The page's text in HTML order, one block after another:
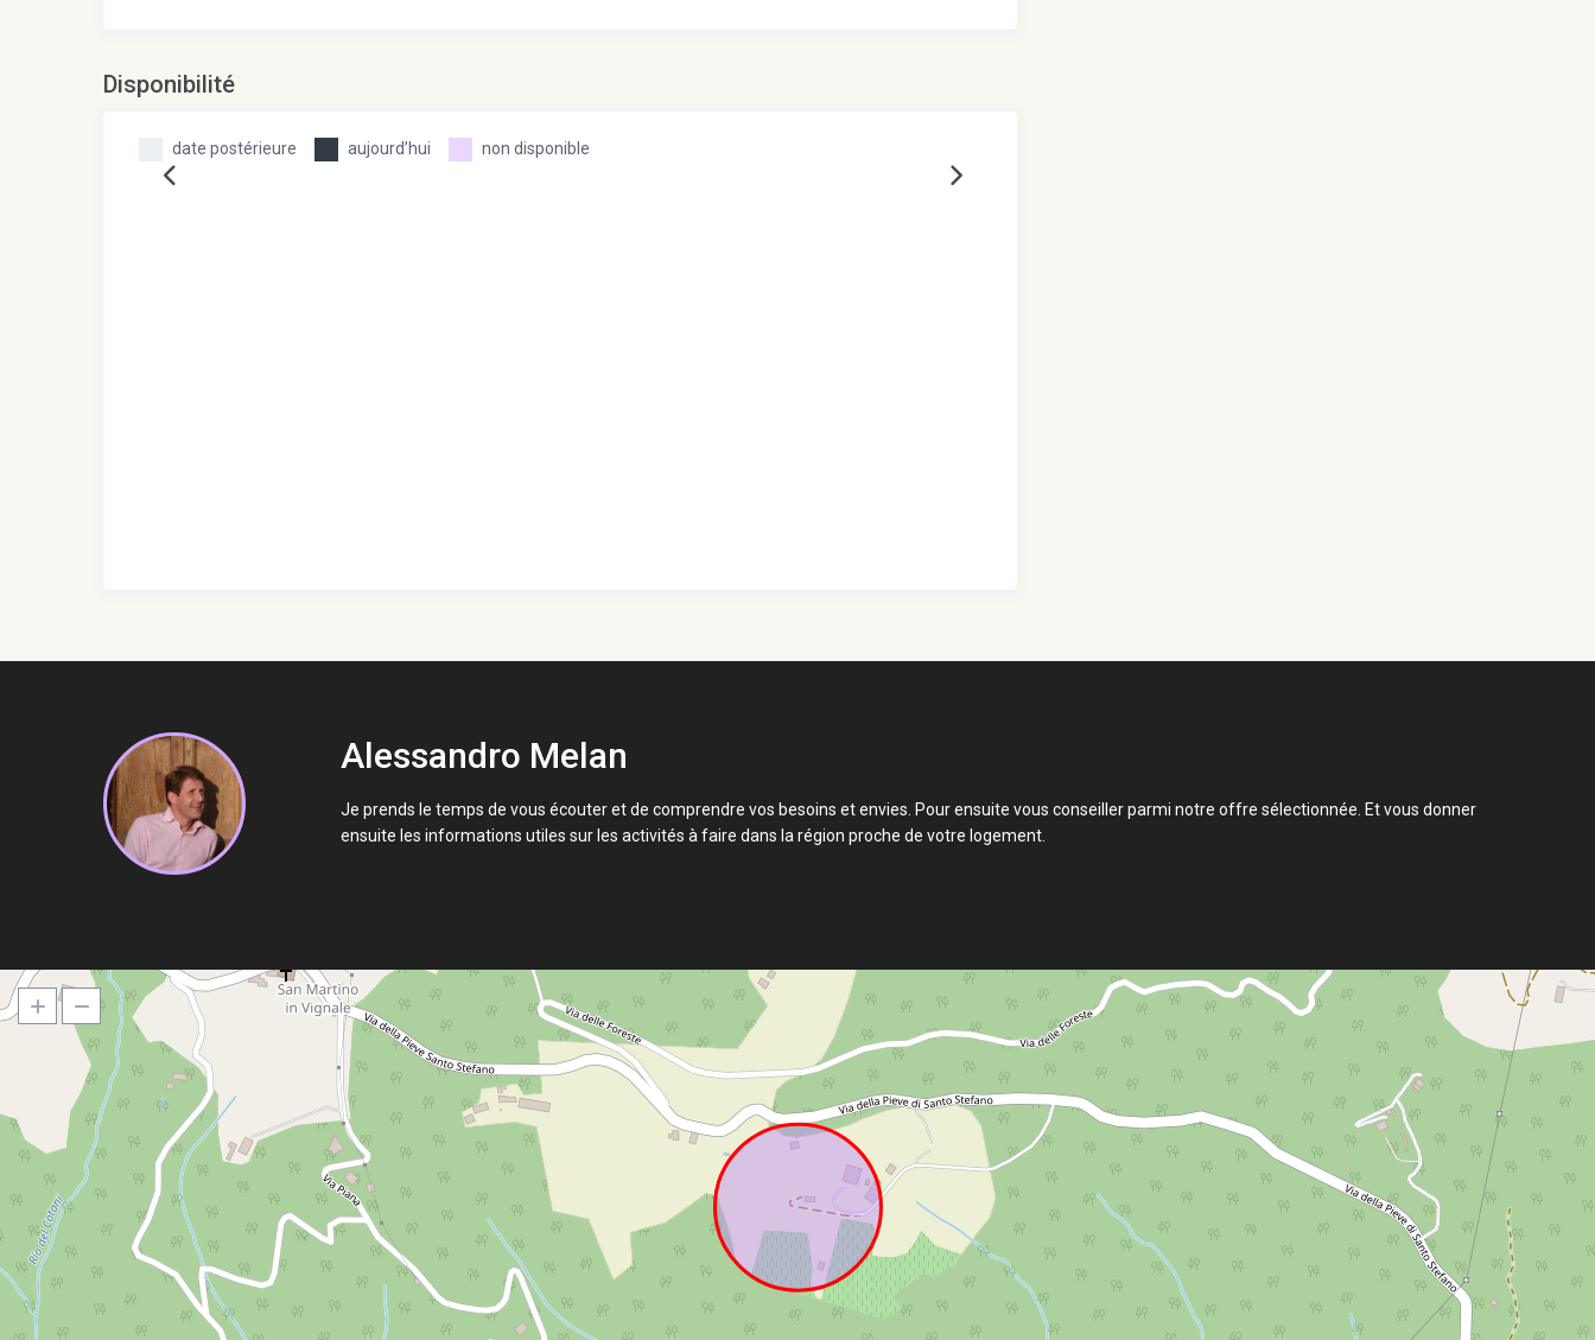
Disponibilité
date postérieure aujourd’hui non disponible
Alessandro Melan
Je prends le temps de vous écouter et de comprendre vos besoins et envies. Pour ensuite vous conseiller parmi notre offre sélectionnée. Et vous donner
ensuite les informations utiles sur les activités à faire dans la région proche de votre logement.